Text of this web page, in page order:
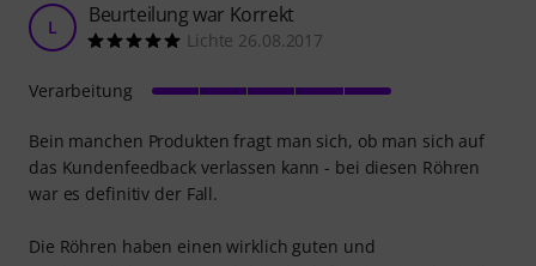
L Beurteilung war Korrekt
Lichte 26.08.2017
Bein manchen Produkten fragt man sich, ob man sich auf
das Kundenfeedback verlassen kann - bei diesen Röhren
war es definitiv der Fall.
Die Röhren haben einen wirklich guten und
Verarbeitung